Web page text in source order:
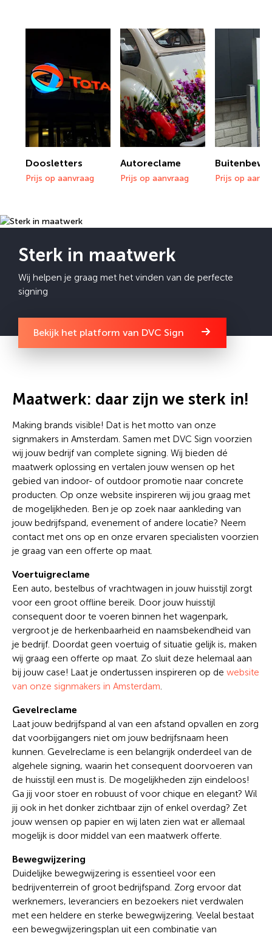
Doosletters
Prijs op aanvraag
Autoreclame
Prijs op aanvraag Prijs op
Sterk in maatwerk
Wij helpen je graag met het vinden van de perfecte
signing
Bekijk het platform van DVC Sign
Maatwerk: daar zijn we sterk in!
Making brands visible! Dat is het motto van onze
signmakers in Amsterdam. Samen met DVC Sign voorzien
wij jouw bedrijf van complete signing. Wij bieden dé
maatwerk oplossing en vertalen jouw wensen op het
gebied van indoor- of outdoor promotie naar concrete
producten. Op onze website inspireren wij jou graag met
de mogelijkheden. Ben je op zoek naar aankleding van
jouw bedrijfspand, evenement of andere locatie? Neem
contact met ons op en onze ervaren specialisten voorzien
je graag van een offerte op maat.
Voertuigreclame
Een auto, bestelbus of vrachtwagen in jouw huisstijl zorgt
voor een groot offline bereik. Door jouw huisstijl
consequent door te voeren binnen het wagenpark,
vergroot je de herkenbaarheid en naamsbekendheid van
je bedrijf. Doordat geen voertuig of situatie gelijk is, maken
wij graag een offerte op maat. Zo sluit deze helemaal aan
bij jouw case! Laat je ondertussen inspireren op de website
van onze signmakers in Amsterdam.
Gevelreclame
Laat jouw bedrijfspand al van een afstand opvallen en zorg
dat voorbijgangers niet om jouw bedrijfsnaam heen
kunnen. Gevelreclame is een belangrijk onderdeel van de
algehele signing, waarin het consequent doorvoeren van
de huisstijl een must is. De mogelijkheden zijn eindeloos!
Ga jij voor stoer en robuust of voor chique en elegant? Wil
jij ook in het donker zichtbaar zijn of enkel overdag? Zet
jouw wensen op papier en wij laten zien wat er allemaal
mogelijk is door middel van een maatwerk offerte.
Bewegwijzering
Duidelijke bewegwijzering is essentieel voor een
bedrijventerrein of groot bedrijfspand. Zorg ervoor dat
werknemers, leveranciers en bezoekers niet verdwalen
met een heldere en sterke bewegwijzering. Veelal bestaat
een bewegwijzeringsplan uit een combinatie van